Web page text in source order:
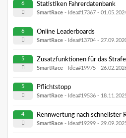
6 Statistiken Fahrerdatenbank
SmartRace - Idea#17367 -
6 Online Leaderboards
SmartRace - Idea#13704 -
5 Zusatzfunktionen für das
SmartRace - Idea#19975 -
5 Pflichtstopp
SmartRace - Idea#19536 -
4 Rennwertung nach schnellster
SmartRace - Idea#19299 -